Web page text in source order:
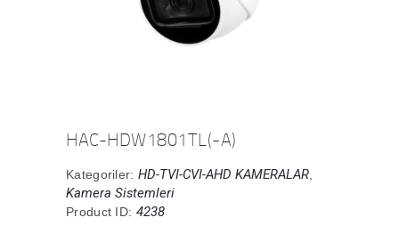
HAC-HDW1801TL(-A)
Kategoriler: HD-TVI-CVI-AHD KAMERALAR,
Kamera Sistemleri
Product ID: 4238